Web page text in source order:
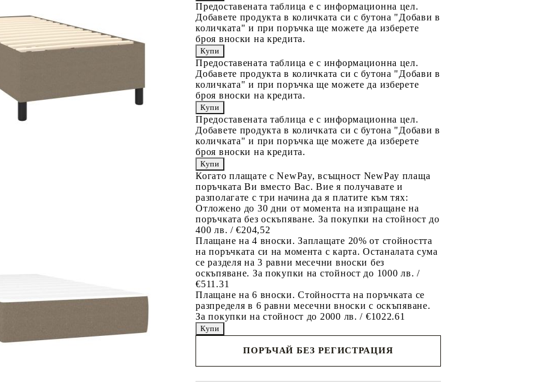
Предоставената таблица е с информационна цел.
Добавете продукта в количката си с бутона "Добави в
количката" и при поръчка ще можете да изберете
броя вноски на кредита.
Предоставената таблица е с информационна цел.
Добавете продукта в количката си с бутона "Добави в
количката" и при поръчка ще можете да изберете
броя вноски на кредита.
Предоставената таблица е с информационна цел.
Добавете продукта в количката си с бутона "Добави в
количката" и при поръчка ще можете да изберете
броя вноски на кредита.
Когато плащате с NewPay, всъщност NewPay плаща
поръчката Ви вместо Вас. Вие я получавате и
разполагате с три начина да я платите към тях:
Отложено до 30 дни от момента на изпращане на
поръчката без оскъпяване. За покупки на стойност до
400 лв. / €204,52
Плащане на 4 вноски. Заплащате 20% от стойността
на поръчката си на момента с карта. Останалата сума
се разделя на 3 равни месечни вноски без
оскъпяване. За покупки на стойност до 1000 лв. /
€511.31
Плащане на 6 вноски. Стойността на поръчката се
разпределя в 6 равни месечни вноски с оскъпяване.
За покупки на стойност до 2000 лв. / €1022.61
ПОРЪЧАЙ БЕЗ РЕГИСТРАЦИЯ